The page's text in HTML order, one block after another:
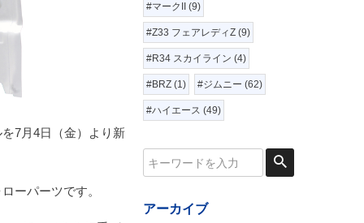
7月4日（金）より新
ーパーツです。
#マークII (9)
#Z33 フェアレディZ (9)
#R34 スカイライン (4)
#BRZ (1) #ジムニー (62)
#ハイエース (49)
アーカイブ